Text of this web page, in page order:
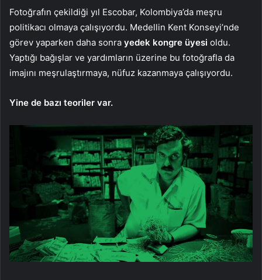
Fotoğrafın çekildiği yıl Escobar, Kolombiya’da meşru
politikacı olmaya çalışıyordu. Medellin Kent Konseyi’nde
görev yaparken daha sonra yedek kongre üyesi oldu.
Yaptığı bağışlar ve yardımların üzerine bu fotoğrafla da
imajını meşrulaştırmaya, nüfuz kazanmaya çalışıyordu.
Yine de bazı teoriler var.